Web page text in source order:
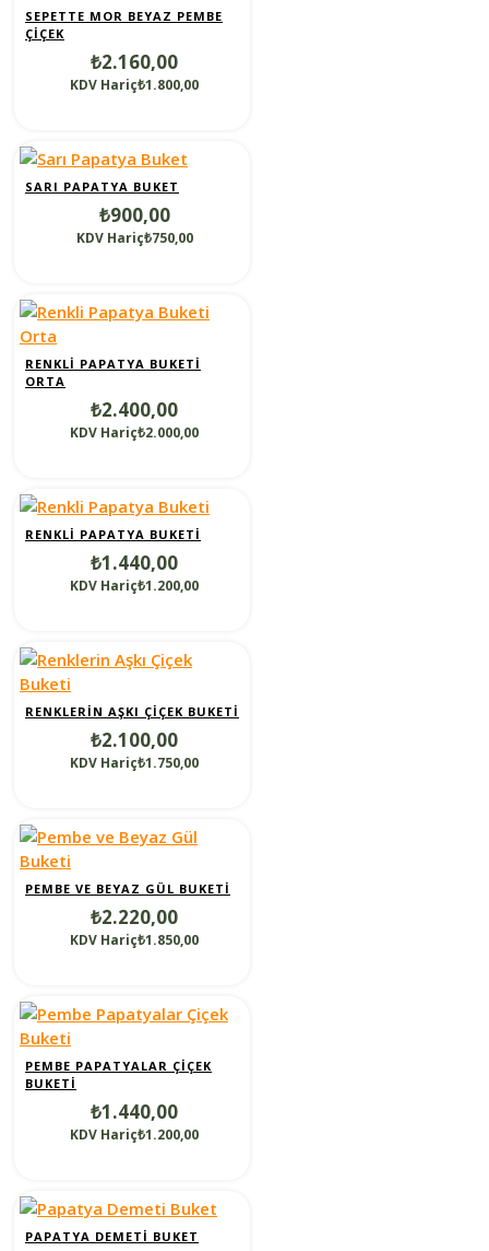
SEPETTE MOR BEYAZ PEMBE
ÇIÇEK
₺2.160,00
KDV Hariç₺1.800,00
SARI PAPATYA BUKET
₺900,00
KDV Hariç₺750,00
RENKLI PAPATYA BUKETI
ORTA
₺2.400,00
KDV Hariç₺2.000,00
RENKLI PAPATYA BUKETI
₺1.440,00
KDV Hariç₺1.200,00
RENKLERIN AŞKI ÇIÇEK BUKETI
₺2.100,00
KDV Hariç₺1.750,00
PEMBE VE BEYAZ GÜL BUKETI
₺2.220,00
KDV Hariç₺1.850,00
PEMBE PAPATYALAR ÇIÇEK
BUKETI
₺1.440,00
KDV Hariç₺1.200,00
PAPATYA DEMETI BUKET